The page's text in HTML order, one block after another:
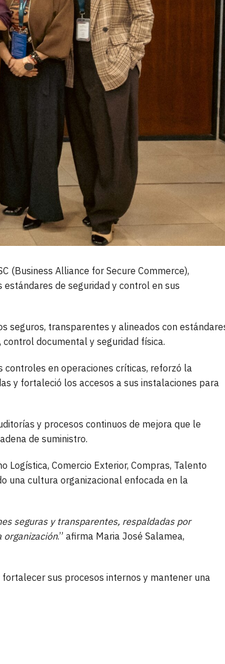
(Business Alliance for Secure Commerce),
de seguridad y control en sus
seguros, transparentes y alineados con
documental y seguridad física.
en operaciones críticas, reforzó la
y fortaleció los accesos a sus instalaciones para
y procesos continuos de mejora que le
de suministro.
Logística, Comercio Exterior, Compras, Talento
una cultura organizacional enfocada en la
seguras y transparentes, respaldadas por
organización.” afirma Maria José Salamea,
sus procesos internos y mantener una